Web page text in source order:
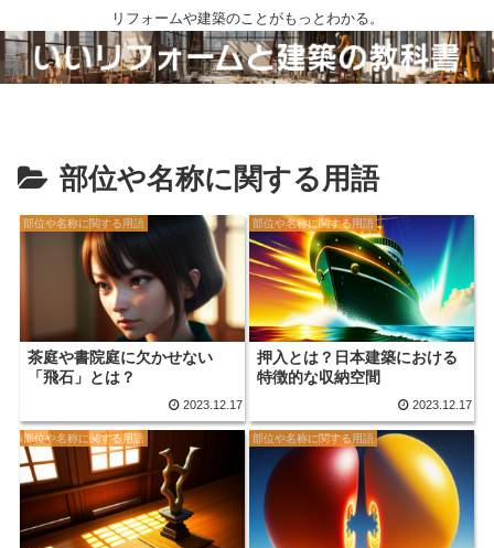
リフォームや建築のことがもっとわかる。
部位や名称に関する用語
部位や名称に関する用語
茶庭や書院庭に欠かせない
「飛石」とは？
2023.12.17
部位や名称に関する用語
押入とは？日本建築における
特徴的な収納空間
2023.12.17
部位や名称に関する用語 部位や名称に関する用語